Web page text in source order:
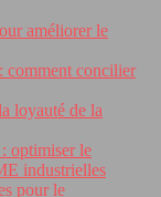
améliorer le
comment concilier
loyauté de la
optimiser le
industrielles
pour le